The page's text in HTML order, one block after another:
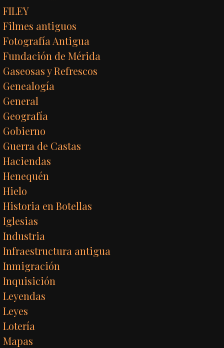
FILEY
Filmes antiguos
Fotografía Antigua
Fundación de Mérida
Gaseosas y Refrescos
Genealogía
General
Geografía
Gobierno
Guerra de Castas
Haciendas
Henequén
Hielo
Historia en Botellas
Iglesias
Industria
Infraestructura antigua
Inmigración
Inquisición
Leyendas
Leyes
Lotería
Mapas